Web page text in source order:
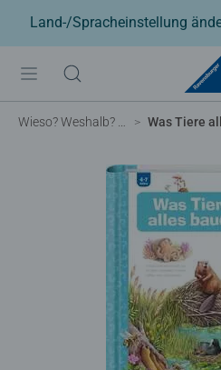
Land-/Spracheinstellung
Wieso? Weshalb? Warum? Was Tiere alles bauen